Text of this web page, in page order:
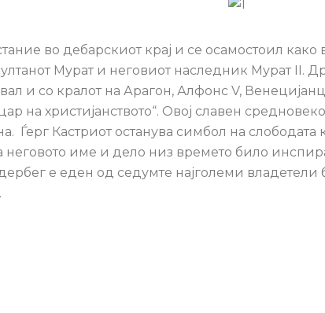
во дебарскиот крај и се осамостоил
Мурат и неговиот наследник Мурат II.
и со кралот на Арагон, Алфонс V,
на христијанството“. Овој славен
Ѓерг Кастриот останува симбол на слободата
неговото име и дело низ времето било
е еден од седумте најголеми